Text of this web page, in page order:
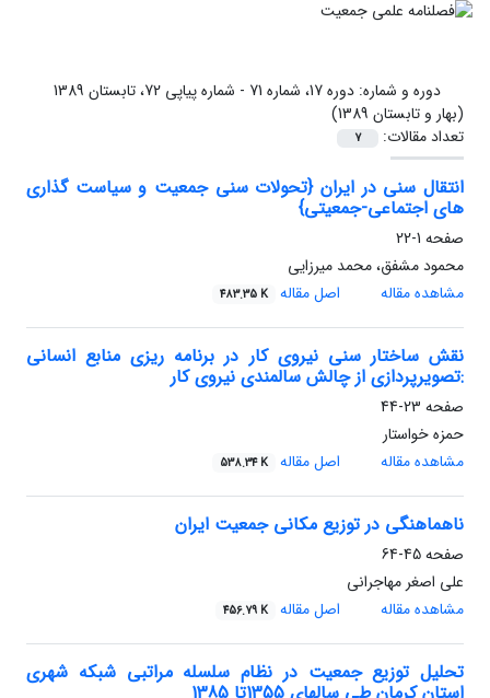
دوره و شماره:
دوره 17، شماره 71 - شماره پیاپی 72، تابستان 1389
(بهار و تابستان 1389)
تعداد مقالات:
7
انتقال سنی در ایران {تحولات سنی جمعیت و سیاست گذاری
های اجتماعی-جمعیتی}
صفحه 1-22
محمود مشفق، محمد میرزایی
مشاهده مقاله
اصل مقاله 483.35 K
نقش ساختار سنی نیروی کار در برنامه ریزی منابع انسانی
:تصویرپردازی از چالش سالمندی نیروی کار
صفحه 23-44
حمزه خواستار
مشاهده مقاله
اصل مقاله 538.34 K
ناهماهنگی در توزیع مکانی جمعیت ایران
صفحه45-64
علی اصغر مهاجرانی
مشاهده مقاله
اصل مقاله 456.79 K
تحلیل توزیع جمعیت در نظام سلسله مراتبی شبکه شهری